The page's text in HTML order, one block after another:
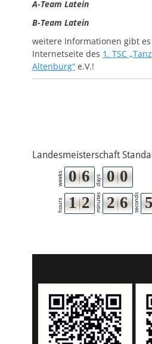
A-Team Latein
B-Team Latein
weitere Informationen gibt
Internetseite des 1. TSC
Altenburg“ e.V.!
Landesmeisterschaft
weeks 0 6 days 0 0
hours 1 2 minutes 2 6 seconds